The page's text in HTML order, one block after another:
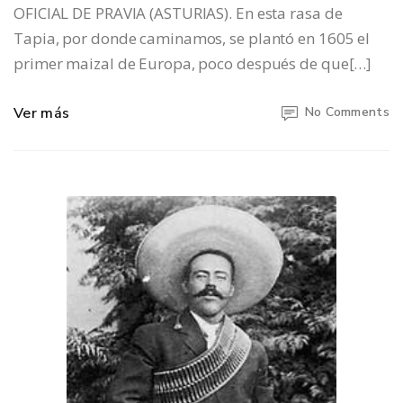
OFICIAL DE PRAVIA (ASTURIAS). En esta rasa de
Tapia, por donde caminamos, se plantó en 1605 el
primer maizal de Europa, poco después de que[…]
Ver más No Comments